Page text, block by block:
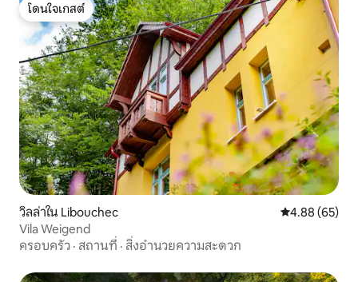
โดนใจเกสต์
โดนใจเกสต์
วิลล่าใน Libouchec คะแนนเฉลี่ย
4.88 (65)
Vila Weigend
ครอบครัว · สถานที่ · สิ่งอำนวยความสะดวก